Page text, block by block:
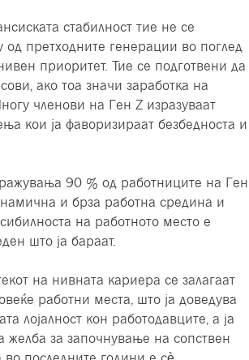
стабилност тие не се
од претходните генерации во поглед
приоритет. Тие се подготвени да
ако тоа значи заработка на
членови на Ген Z изразуваат
кои ја фаворизираат безбедноста и
90 % од работниците на Ген
и брза работна средина и
на работното место е
што ја бараат.
на нивната кариера се залагаат
работни места, што ја доведува
лојалност кон работодавците, а ја
желба за започнување на сопствен